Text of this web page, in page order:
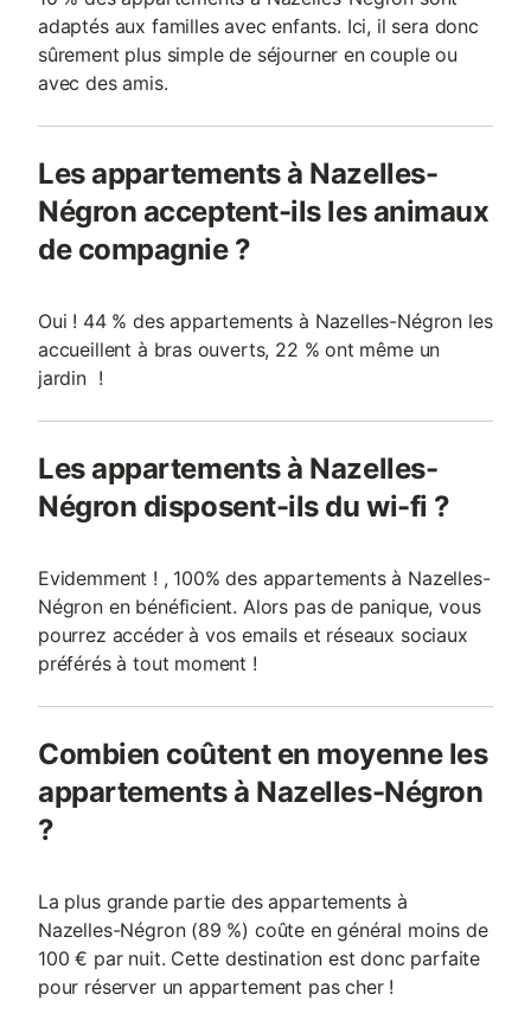
adaptés aux familles avec enfants. Ici, il sera donc
sûrement plus simple de séjourner en couple ou
avec des amis.
Les appartements à Nazelles-
Négron acceptent-ils les animaux
de compagnie ?
Oui ! 44 % des appartements à Nazelles-Négron les
accueillent à bras ouverts, 22 % ont même un
jardin !
Les appartements à Nazelles-
Négron disposent-ils du wi-fi ?
Evidemment ! , 100% des appartements à Nazelles-
Négron en bénéficient. Alors pas de panique, vous
pourrez accéder à vos emails et réseaux sociaux
préférés à tout moment !
Combien coûtent en moyenne les
appartements à Nazelles-Négron
?
La plus grande partie des appartements à
Nazelles-Négron (89 %) coûte en général moins de
100 € par nuit. Cette destination est donc parfaite
pour réserver un appartement pas cher !